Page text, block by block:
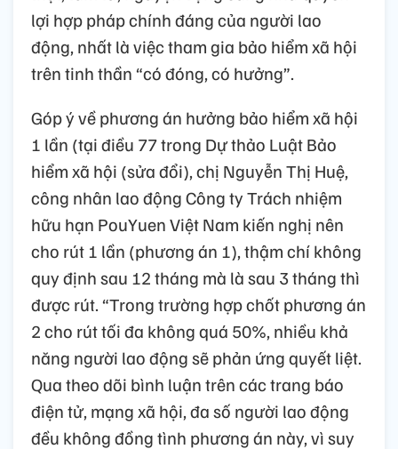
lợi hợp pháp chính đáng của người lao
động, nhất là việc tham gia bảo hiểm xã hội
trên tinh thần “có đóng, có hưởng”.
Góp ý về phương án hưởng bảo hiểm xã hội
1 lần (tại điều 77 trong Dự thảo Luật Bảo
hiểm xã hội (sửa đổi), chị Nguyễn Thị Huệ,
công nhân lao động Công ty Trách nhiệm
hữu hạn PouYuen Việt Nam kiến nghị nên
cho rút 1 lần (phương án 1), thậm chí không
quy định sau 12 tháng mà là sau 3 tháng thì
được rút. “Trong trường hợp chốt phương án
2 cho rút tối đa không quá 50%, nhiều khả
năng người lao động sẽ phản ứng quyết liệt.
Qua theo dõi bình luận trên các trang báo
điện tử, mạng xã hội, đa số người lao động
đều không đồng tình phương án này, vì suy